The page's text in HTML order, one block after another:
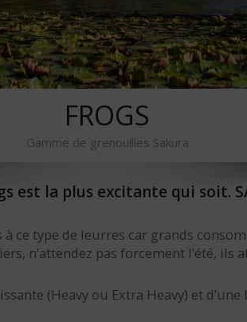
FROGS
Gamme de grenouilles Sakura
est la plus excitante qui soit.
à ce type de leurres car grands
n’attendez pas forcement l’été,
(Heavy ou Extra Heavy) et d’une